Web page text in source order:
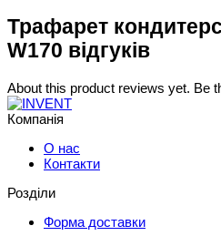
Трафарет
W170 відгуків
About this product reviews yet. Be
Компанія
О нас
Контакти
Розділи
Форма доставки